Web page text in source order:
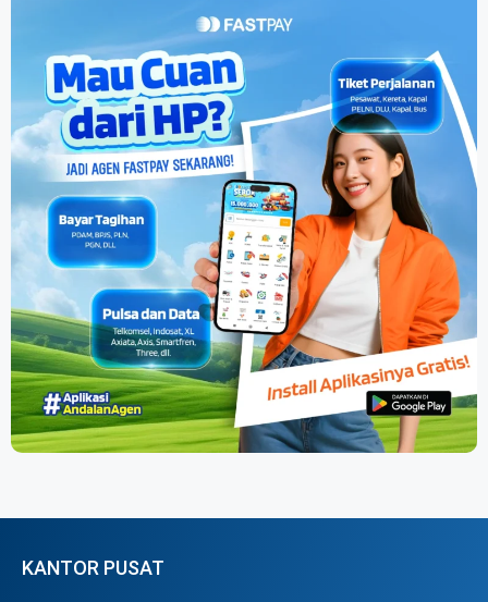
KANTOR PUSAT